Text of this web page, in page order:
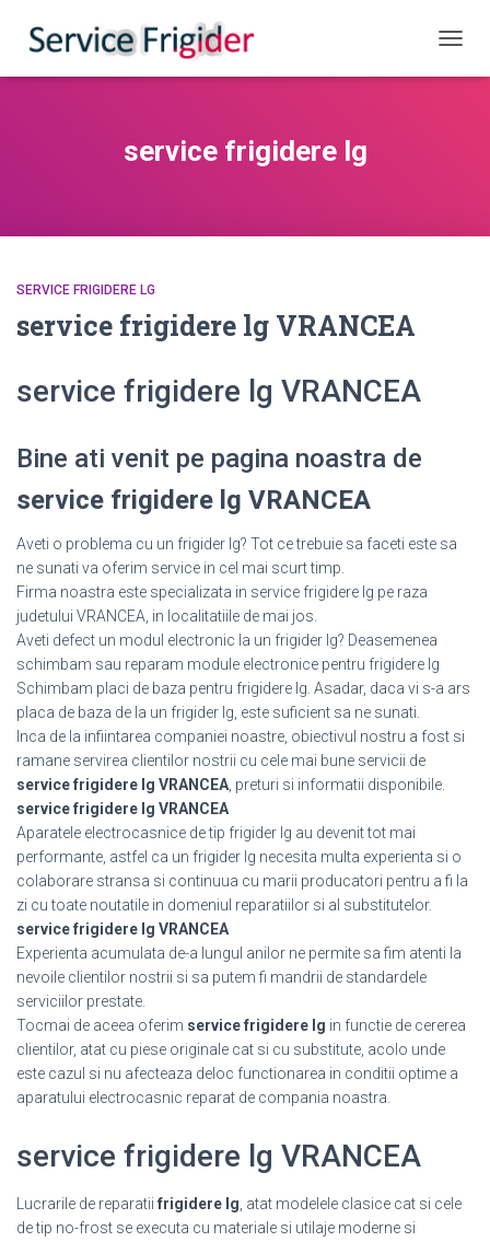
service frigidere lg
SERVICE FRIGIDERE LG
service frigidere lg VRANCEA
service frigidere lg VRANCEA
Bine ati venit pe pagina noastra de
service frigidere lg VRANCEA
Aveti o problema cu un frigider lg? Tot ce trebuie sa faceti este sa
ne sunati va oferim service in cel mai scurt timp.
Firma noastra este specializata in service frigidere lg pe raza
judetului VRANCEA, in localitatiile de mai jos.
Aveti defect un modul electronic la un frigider lg? Deasemenea
schimbam sau reparam module electronice pentru frigidere lg
Schimbam placi de baza pentru frigidere lg. Asadar, daca vi s-a ars
placa de baza de la un frigider lg, este suficient sa ne sunati.
Inca de la infiintarea companiei noastre, obiectivul nostru a fost si
ramane servirea clientilor nostrii cu cele mai bune servicii de
service frigidere lg VRANCEA , preturi si informatii disponibile.
service frigidere lg VRANCEA
Aparatele electrocasnice de tip frigider lg au devenit tot mai
performante, astfel ca un frigider lg necesita multa experienta si o
colaborare stransa si continuua cu marii producatori pentru a fi la
zi cu toate noutatile in domeniul reparatiilor si al substitutelor.
service frigidere lg VRANCEA
Experienta acumulata de-a lungul anilor ne permite sa fim atenti la
nevoile clientilor nostrii si sa putem fi mandrii de standardele
serviciilor prestate.
Tocmai de aceea oferim service frigidere lg in functie de cererea
clientilor, atat cu piese originale cat si cu substitute, acolo unde
este cazul si nu afecteaza deloc functionarea in conditii optime a
aparatului electrocasnic reparat de compania noastra.
service frigidere lg VRANCEA
Lucrarile de reparatii frigidere lg , atat modelele clasice cat si cele
de tip no-frost se executa cu materiale si utilaje moderne si